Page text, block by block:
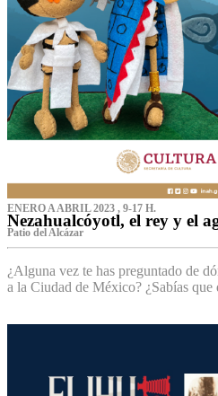
ENERO A ABRIL 2023 , 9-17 H.
Nezahualcóyotl, el rey y el
Patio del Alcázar
¿Alguna vez te has preguntado de
a la Ciudad de México? ¿Sabías